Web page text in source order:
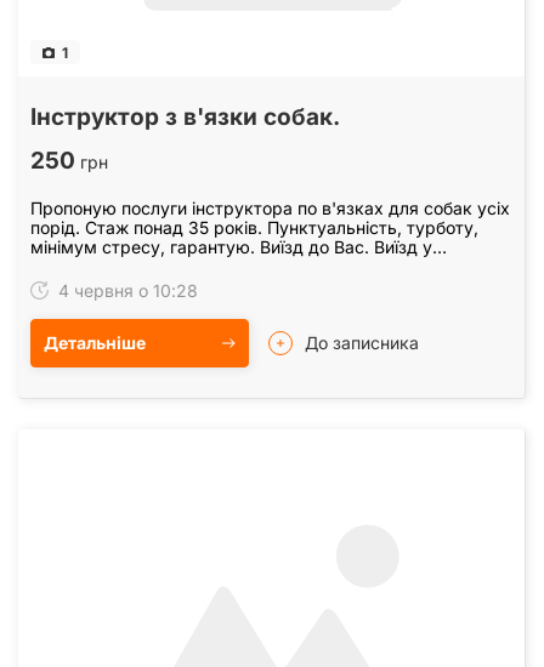
1
Інструктор з в'язки собак.
250 грн
Пропоную послуги інструктора по в'язках для собак усіх
порід. Стаж понад 35 років. Пунктуальність, турботу,
мінімум стресу, гарантую. Виїзд до Вас. Виїзд у
4 червня о 10:28
Детальніше До записника